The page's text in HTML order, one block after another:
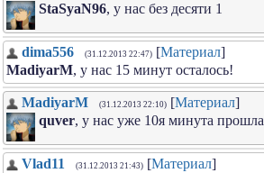
StaSyaN96, у нас без десяти 1
dima556 (31.12.2013 22:47) [Материал]
MadiyarM, у нас 15 минут осталось!
MadiyarM (31.12.2013 22:10) [Материал]
quver, у нас уже 10я минута прошла
Vlad11 (31.12.2013 21:43) [Материал]